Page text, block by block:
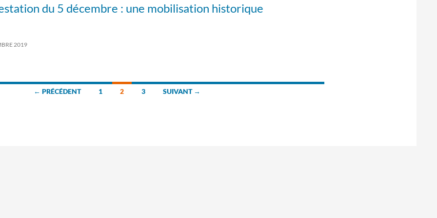
du 5 décembre : une mobilisation historique
2019
← PRÉCÉDENT 1 2 3 SUIVANT →